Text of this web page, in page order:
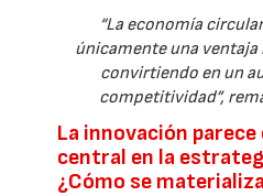
“La economía
únicamente una ventaja
convirtiendo en un
competitividad”,
La innovación
central en la
¿Cómo se